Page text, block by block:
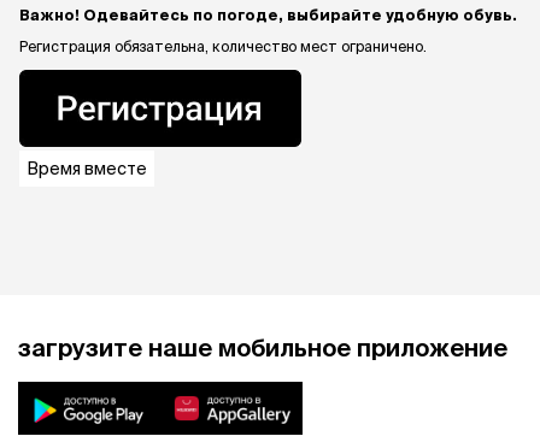
Важно! Одевайтесь по погоде, выбирайте удобную обувь.
Регистрация обязательна, количество мест ограничено.
Время вместе
загрузите наше мобильное приложение